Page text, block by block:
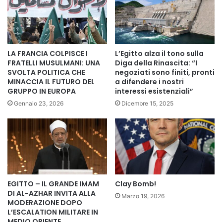
Secondo quanto dichiarato dal Ministro del Turismo e delle
Antichità, Sherif Fathy, il ritrovamento rappresenta un
tassello fondamentale per comprendere il ruolo di
Alessandria come centro storico, culturale e commerciale
di primaria importanza nel Mediterraneo antico.
continua, elemento raro e particolarmente significativo per
gli archeologi. Tra i ritrovamenti più rilevanti emerge un
bagno pubblico circolare risalente al tardo periodo
tolemaico, struttura che testimonia un’organizzazione
urbana avanzata già prima della dominazione romana.
Accanto a questo, sono stati scoperti i resti di una villa
romana decorata con raffinati mosaici, indicativi di un alto
LA FRANCIA COLPISCE I
FRATELLI MUSULMANI: UNA
SVOLTA POLITICA CHE
MINACCIA IL FUTURO DEL
GRUPPO IN EUROPA
Gennaio 23, 2026
L’Egitto alza il tono sulla
Diga della Rinascita: “I
negoziati sono finiti, pronti
a difendere i nostri
interessi esistenziali”
Dicembre 15, 2025
EGITTO – IL GRANDE IMAM
DI AL-AZHAR INVITA ALLA
MODERAZIONE DOPO
L’ESCALATION MILITARE IN
Clay Bomb!
Marzo 19, 2026